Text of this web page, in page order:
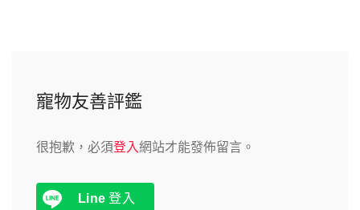
寵物友善評鑑
很抱歉，必須登入網站才能發佈留言。
Line 登入